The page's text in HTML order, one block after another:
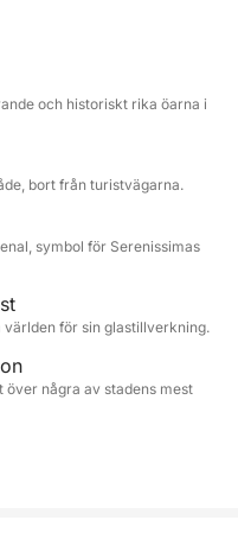
bland kanaler,
Upplevelsen är
och frihet, perfekt
finns att köpa
juice och
touch under din
14:00 och serveras
och skeppare
uppleva Venedig
från vattnet.
och historiskt rika öarna i
bort från turistvägarna.
symbol för Serenissimas
för sin glastillverkning.
över några av stadens mest